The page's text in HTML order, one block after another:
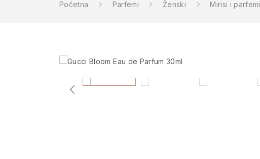
Početna Parfemi Ženski Mirisi i parfemi